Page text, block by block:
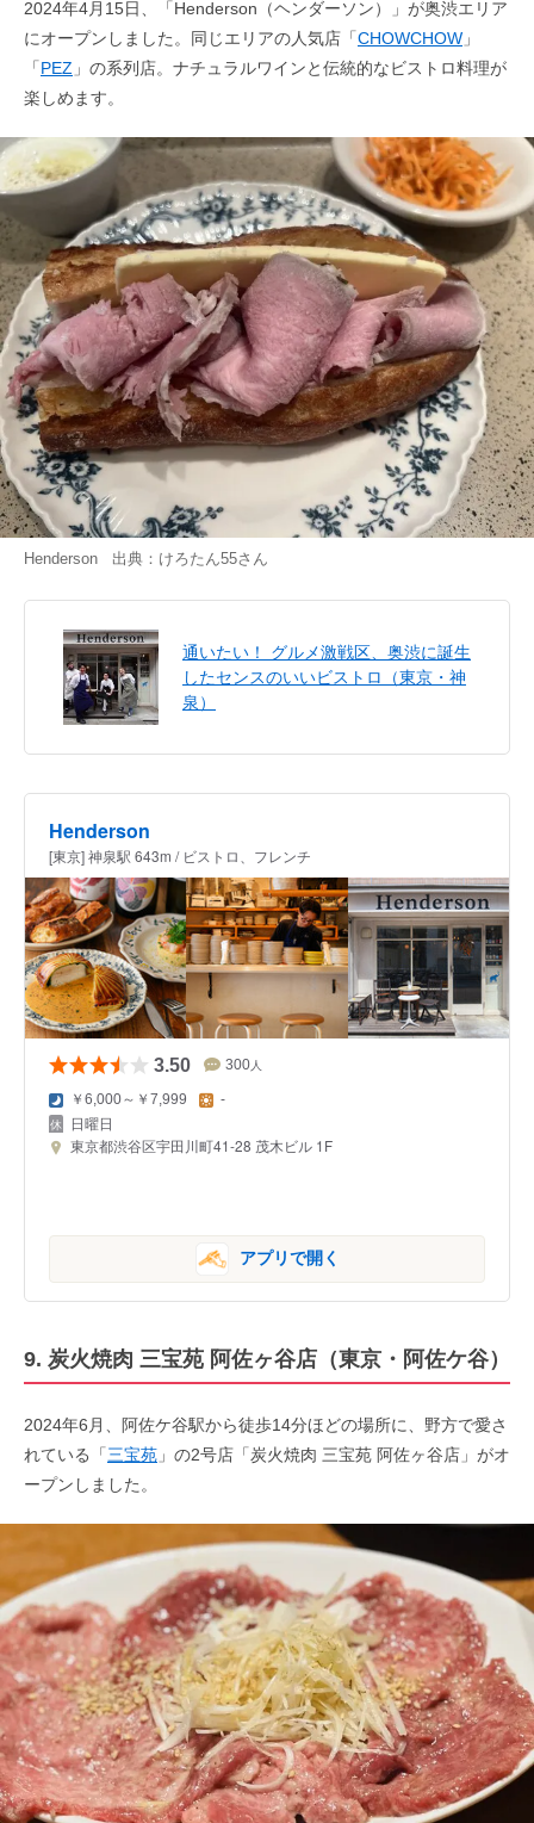
2024年4月15日、「Henderson（ヘンダーソン）」が奥渋エリア
にオープンしました。同じエリアの人気店「CHOWCHOW 」
「PEZ 」の系列店。ナチュラルワインと伝統的なビストロ料理が
楽しめます。
Henderson 出典： けろたん55さん
通いたい！ グルメ激戦区、奥渋に誕生
したセンスのいいビストロ（東京・神
泉）
Henderson
[東京] 神泉駅 643m / ビストロ、フレンチ
3.50 300 人
￥6,000～￥7,999 -
日曜日
東京都渋谷区宇田川町41-28 茂木ビル 1F
アプリで開く
9. 炭火焼肉 三宝苑 阿佐ヶ谷店（東京・阿佐ケ谷）
2024年6月、阿佐ケ谷駅から徒歩14分ほどの場所に、野方で愛さ
れている「三宝苑 」の2号店「炭火焼肉 三宝苑 阿佐ヶ谷店」がオ
ープンしました。